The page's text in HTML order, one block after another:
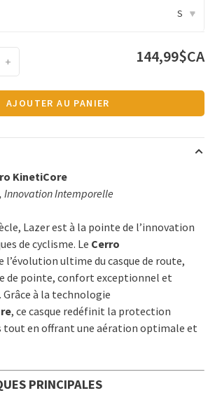
S ▾
+ 144,99$CA
AJOUTER AU PANIER
KinetiCore
Innovation Intemporelle
Lazer est à la pointe de l’innovation
de cyclisme. Le Cerro
l’évolution ultime du casque de route,
de pointe, confort exceptionnel et
à la technologie
, ce casque redéfinit la protection
tout en offrant une aération optimale et
PRINCIPALES